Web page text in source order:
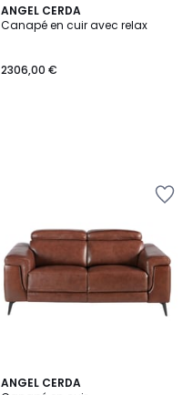
ANGEL CERDA
Canapé en cuir avec relax
2306,00 €
ANGEL CERDA